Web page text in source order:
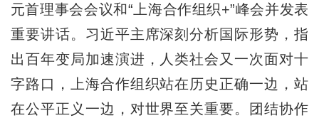
元首理事会会议和“上海合作组织+”峰会并发表
重要讲话。习近平主席深刻分析国际形势，指
出百年变局加速演进，人类社会又一次面对十
字路口，上海合作组织站在历史正确一边，站
在公平正义一边，对世界至关重要。团结协作